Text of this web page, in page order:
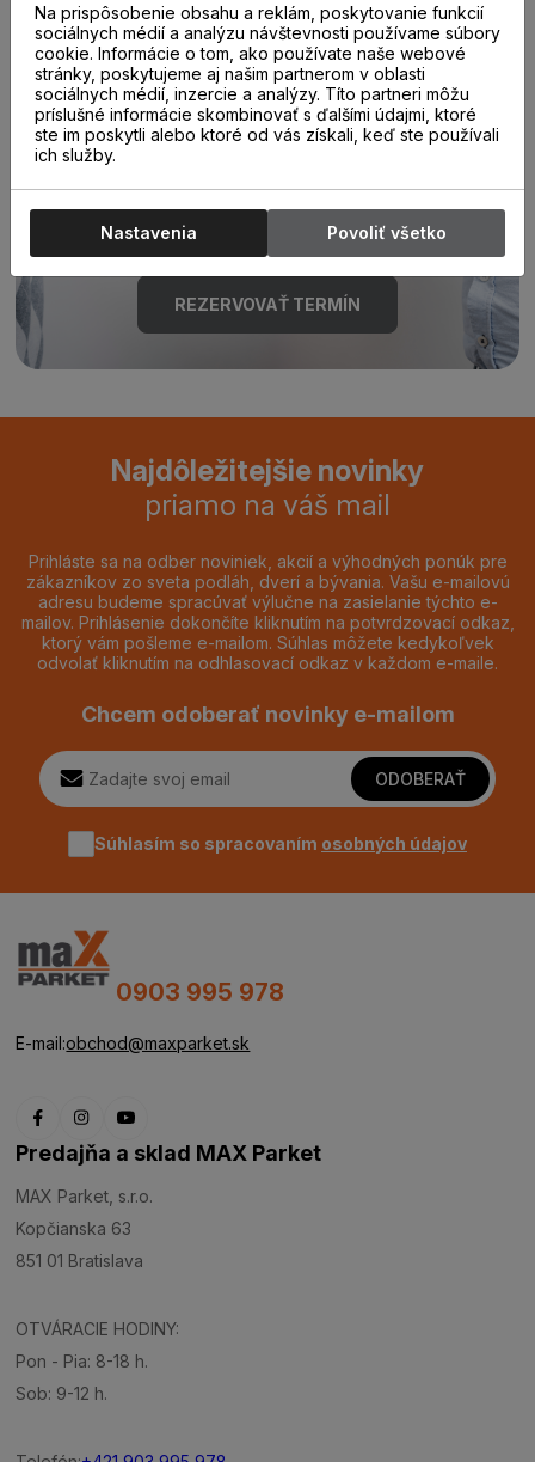
Poraďte sa s
odborníkom u nás na
predajni.
REZERVOVAŤ TERMÍN
Najdôležitejšie novinky
priamo na váš mail
Prihláste sa na odber noviniek, akcií a výhodných ponúk pre
zákazníkov zo sveta podláh, dverí a bývania. Vašu e-mailovú
adresu budeme spracúvať výlučne na zasielanie týchto e-
mailov. Prihlásenie dokončíte kliknutím na potvrdzovací odkaz,
ktorý vám pošleme e-mailom. Súhlas môžete kedykoľvek
odvolať kliknutím na odhlasovací odkaz v každom e-maile.
Chcem odoberať novinky e-mailom
ODOBERAŤ
Súhlasím so spracovaním osobných údajov
0903 995 978
E-mail:obchod@maxparket.sk
Predajňa a sklad MAX Parket
MAX Parket, s.r.o.
Kopčianska 63
851 01 Bratislava
OTVÁRACIE HODINY:
Pon - Pia: 8-18 h.
Sob: 9-12 h.
Na prispôsobenie obsahu a reklám, poskytovanie funkcií
sociálnych médií a analýzu návštevnosti používame súbory
cookie. Informácie o tom, ako používate naše webové
stránky, poskytujeme aj našim partnerom v oblasti
sociálnych médií, inzercie a analýzy. Títo partneri môžu
príslušné informácie skombinovať s ďalšími údajmi, ktoré
ste im poskytli alebo ktoré od vás získali, keď ste používali
ich služby.
Nastavenia Povoliť všetko